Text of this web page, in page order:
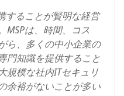
することが賢明な経営
MSPは、時間、コス
ら、多くの中小企業の
門知識を提供すること
規模な社内ITセキュリ
余裕がないことが多い